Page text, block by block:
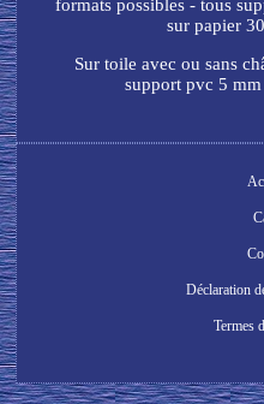
formats possibles - tous
sur papier
Sur toile avec ou sans
support pvc 5
Déclaration
Termes